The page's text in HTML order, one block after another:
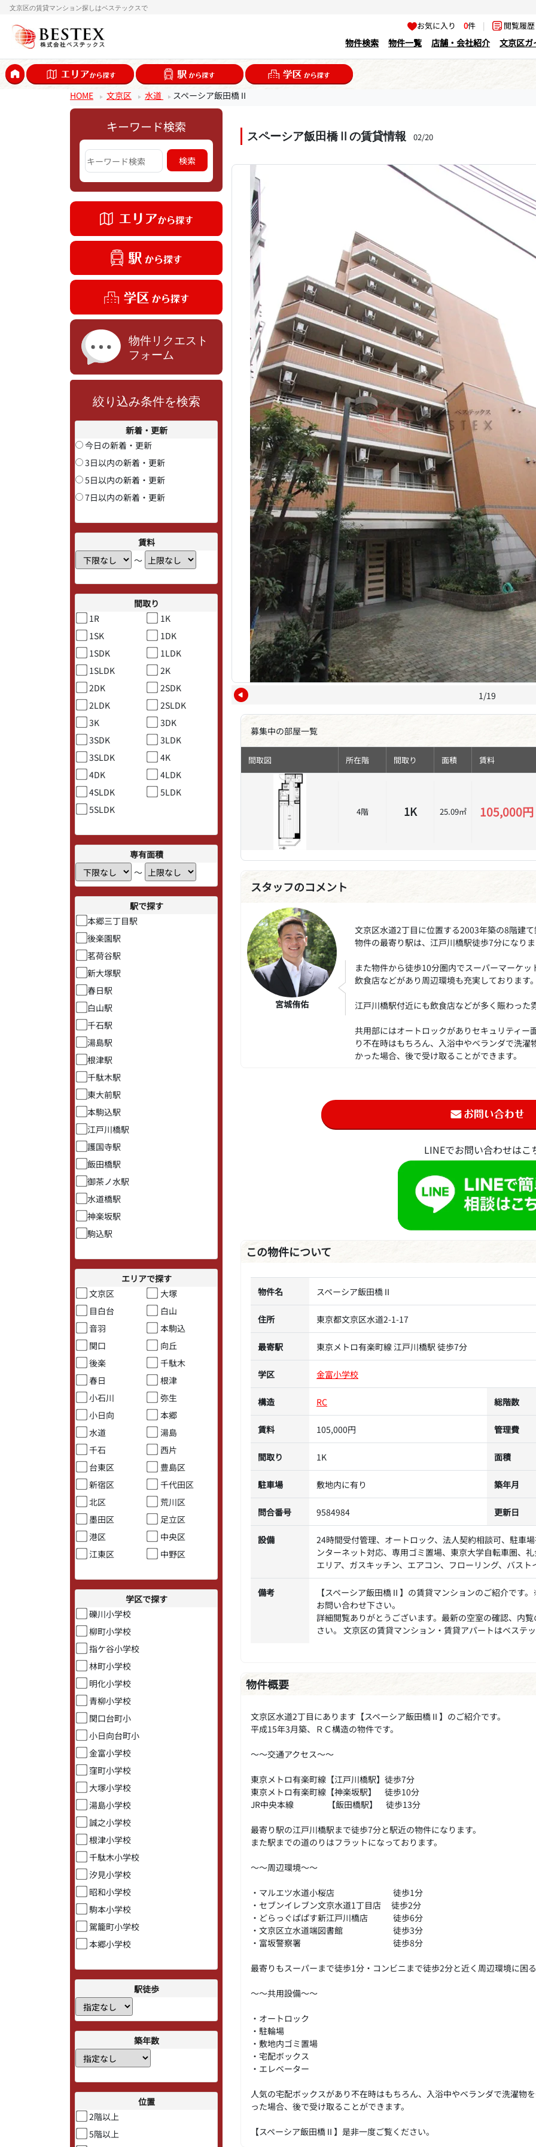
文京区の賃貸マンション探しはベステックスで
お気に入り0件 | 閲覧履
物件検索 物件一覧 店舗・会社紹介 文京区ガ
HOME 文京区 水道 スペーシア飯田橋Ⅱ
キーワード検索
絞り込み条件を検索
新着・更新
今日の新着・更新
3日以内の新着・更新
5日以内の新着・更新
7日以内の新着・更新
賃料
〜
間取り
1R
1K
1SK
1DK
1SDK
1LDK
1SLDK
2K
2DK
2SDK
2LDK
2SLDK
3K
3DK
3SDK
3LDK
3SLDK
4K
4DK
4LDK
4SLDK
5LDK
5SLDK
専有面積
〜
駅で探す
本郷三丁目駅
後楽園駅
茗荷谷駅
新大塚駅
春日駅
白山駅
千石駅
湯島駅
根津駅
千駄木駅
東大前駅
本駒込駅
江戸川橋駅
護国寺駅
飯田橋駅
御茶ノ水駅
水道橋駅
神楽坂駅
駒込駅
エリアで探す
文京区
大塚
目白台
白山
音羽
本駒込
関口
向丘
後楽
千駄木
春日
根津
小石川
弥生
小日向
本郷
水道
湯島
千石
西片
台東区
豊島区
新宿区
千代田区
北区
荒川区
墨田区
足立区
港区
中央区
江東区
中野区
学区で探す
礫川小学校
柳町小学校
指ケ谷小学校
林町小学校
明化小学校
青柳小学校
関口台町小
小日向台町小
金富小学校
窪町小学校
大塚小学校
湯島小学校
誠之小学校
根津小学校
千駄木小学校
汐見小学校
昭和小学校
駒本小学校
駕籠町小学校
本郷小学校
駅徒歩
築年数
位置
2階以上
5階以上
スペーシア飯田橋Ⅱの賃貸情報 02/20
1/19
募集中の部屋一覧
間取図 所在階 間取り 面積 賃料
4階 1K 25.09㎡ 105,000円
スタッフのコメント
宮城侑佑
文京区水道2丁目に位置する2003年築の8階建
物件の最寄り駅は、江戸川橋駅徒歩7分になり
また物件から徒歩10分圏内でスーパーマーケ
飲食店などがあり周辺環境も充実しております
江戸川橋駅付近にも飲食店などが多く賑わった
共用部にはオートロックがありセキュリティ
り不在時はもちろん、入浴中やベランダで洗
かった場合、後で受け取ることができます。
LINEでお問い合わせはこ
この物件について
物件名 スペーシア飯田橋Ⅱ
住所 東京都文京区水道2-1-17
最寄駅 東京メトロ有楽町線 江戸川橋駅 徒歩7分
学区 金富小学校
構造 RC 総階数
賃料 105,000円 管理費
間取り 1K 面積
駐車場 敷地内に有り 築年月
問合番号 9584984 更新日
設備
24時間受付管理、オートロック、法人契約相談可、駐車
ンターネット対応、専用ゴミ置場、東京大学自転車圏、
エリア、ガスキッチン、エアコン、フローリング、バス
備考
【スペーシア飯田橋Ⅱ】の賃貸マンションのご紹介です
お問い合わせ下さい。
詳細閲覧ありがとうございます。最新の空室の確認、内
さい。 文京区の賃貸マンション・賃貸アパートはベステ
物件概要
文京区水道2丁目にあります【スペーシア飯田橋Ⅱ】のご紹介です。
平成15年3月築、ＲＣ構造の物件です。
～～交通アクセス～～
東京メトロ有楽町線【江戸川橋駅】徒歩7分
東京メトロ有楽町線【神楽坂駅】 徒歩10分
JR中央本線 【飯田橋駅】 徒歩13分
最寄り駅の江戸川橋駅まで徒歩7分と駅近の物件になります。
また駅までの道のりはフラットになっております。
～～周辺環境～～
・マルエツ水道小桜店 徒歩1分
・セブンイレブン文京水道1丁目店 徒歩2分
・どらっぐぱぱす新江戸川橋店 徒歩6分
・文京区立水道端図書館 徒歩3分
・富坂警察署 徒歩8分
最寄りもスーパーまで徒歩1分・コンビニまで徒歩2分と近く周辺環境に困
～～共用設備～～
・オートロック
・駐輪場
・敷地内ゴミ置場
・宅配ボックス
・エレベーター
人気の宅配ボックスがあり不在時はもちろん、入浴中やベランダで洗濯物
った場合、後で受け取ることができます。
【スペーシア飯田橋Ⅱ】是非一度ご覧ください。